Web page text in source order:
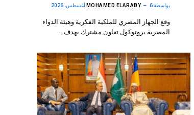
بواسطة MOHAMED ELARABY 6 أغسطس، 2026
وقع الجهاز المصري للملكية الفكرية وهيئة الدواء
المصرية بروتوكول تعاون مشترك يهدف…